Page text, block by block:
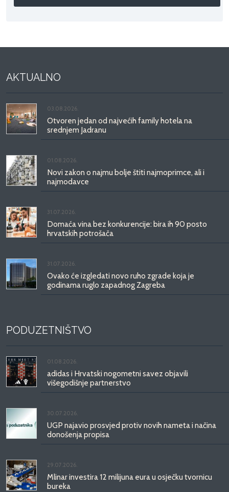
AKTUALNO
03.08.2026.
Otvoren jedan od najvećih family hotela na
srednjem Jadranu
01.08.2026.
Novi zakon o najmu bolje štiti najmoprimce, ali i
najmodavce
31.07.2026.
Domaća vina bez konkurencije: bira ih 90 posto
hrvatskih potrošača
31.07.2026.
Ovako će izgledati novo ruho zgrade koja je
godinama ruglo zapadnog Zagreba
PODUZETNIŠTVO
01.08.2026.
adidas i Hrvatski nogometni savez objavili
višegodišnje partnerstvo
30.07.2026.
UGP najavio prosvjed protiv novih nameta i načina
donošenja propisa
29.07.2026.
Mlinar investira 12 milijuna eura u osječku tvornicu
bureka